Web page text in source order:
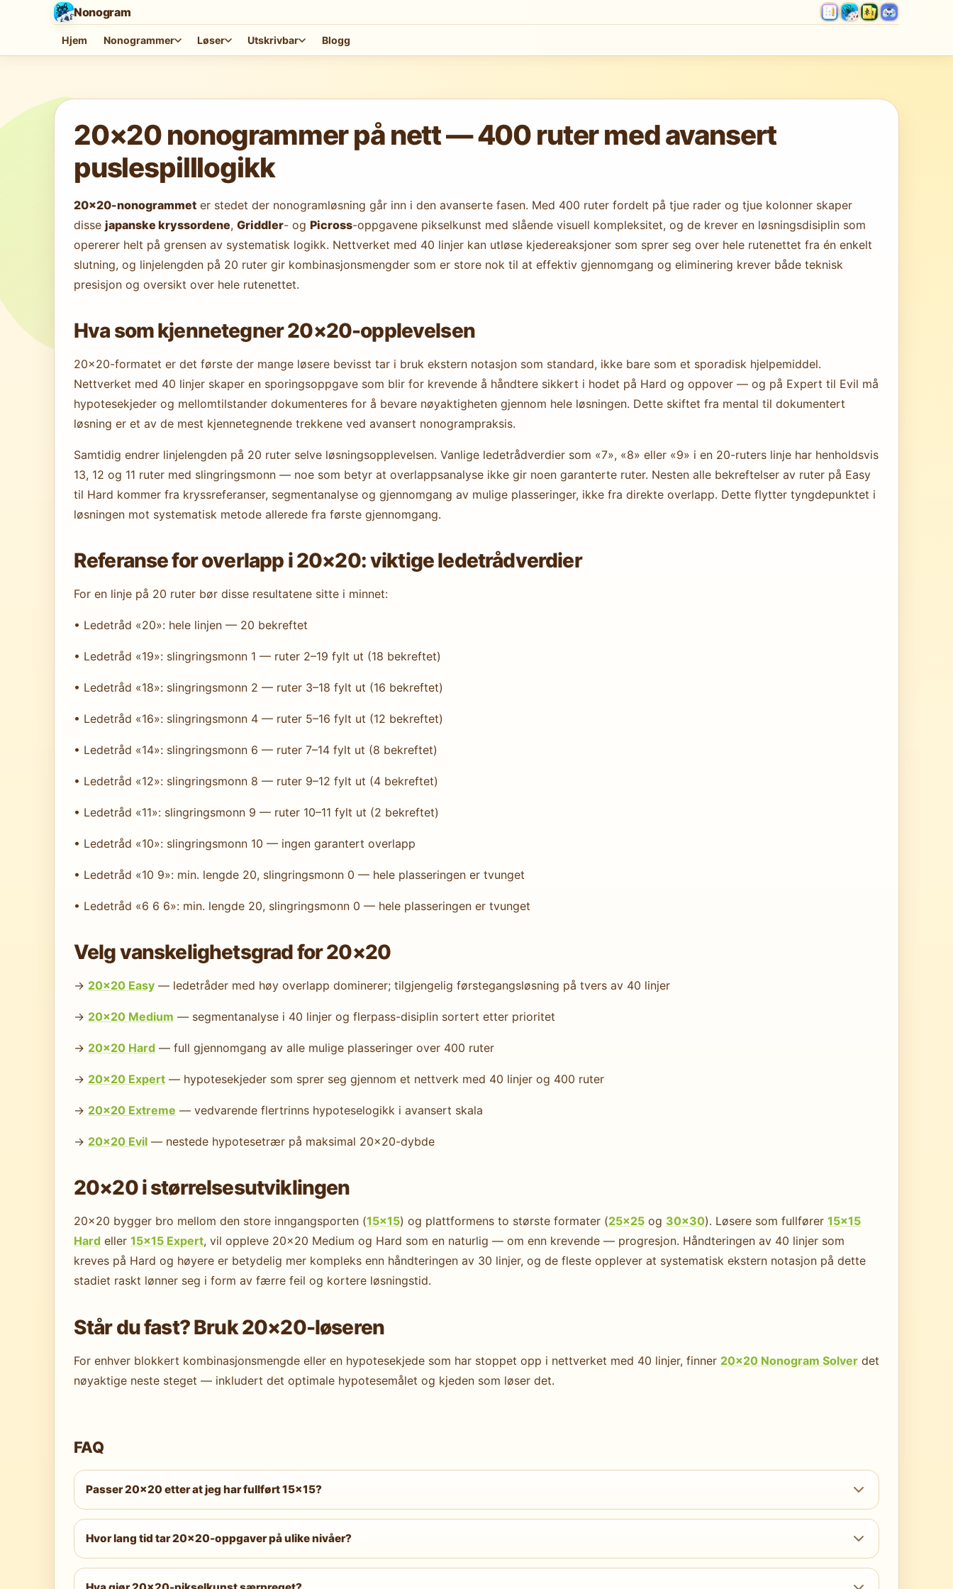
Nonogram
Hjem Nonogrammer Løser Utskrivbar Blogg
Laster spillet…
20×20 nonogrammer på nett — 400 ruter med avansert
puslespilllogikk
20×20-nonogrammeter stedet der nonogramløsning går inn i den avanserte fasen. Med 400 ruter fordelt på tjue rader og tjue kolonner skaper
disse japanske kryssordene, Griddler- og Picross-oppgavene pikselkunst med slående visuell kompleksitet, og de krever en løsningsdisiplin som
opererer helt på grensen av systematisk logikk. Nettverket med 40 linjer kan utløse kjedereaksjoner som sprer seg over hele rutenettet fra én enkelt
slutning, og linjelengden på 20 ruter gir kombinasjonsmengder som er store nok til at effektiv gjennomgang og eliminering krever både teknisk
presisjon og oversikt over hele rutenettet.
Hva som kjennetegner 20×20-opplevelsen
20×20-formatet er det første der mange løsere bevisst tar i bruk ekstern notasjon som standard, ikke bare som et sporadisk hjelpemiddel.
Nettverket med 40 linjer skaper en sporingsoppgave som blir for krevende å håndtere sikkert i hodet på Hard og oppover — og på Expert til Evil må
hypotesekjeder og mellomtilstander dokumenteres for å bevare nøyaktigheten gjennom hele løsningen. Dette skiftet fra mental til dokumentert
løsning er et av de mest kjennetegnende trekkene ved avansert nonogrampraksis.
Samtidig endrer linjelengden på 20 ruter selve løsningsopplevelsen. Vanlige ledetrådverdier som «7», «8» eller «9» i en 20-ruters linje har henholdsvis
13, 12 og 11 ruter med slingringsmonn — noe som betyr at overlappsanalyse ikke gir noen garanterte ruter. Nesten alle bekreftelser av ruter på Easy
til Hard kommer fra kryssreferanser, segmentanalyse og gjennomgang av mulige plasseringer, ikke fra direkte overlapp. Dette flytter tyngdepunktet i
løsningen mot systematisk metode allerede fra første gjennomgang.
Referanse for overlapp i 20×20: viktige ledetrådverdier
For en linje på 20 ruter bør disse resultatene sitte i minnet:
• Ledetråd «20»: hele linjen — 20 bekreftet
• Ledetråd «19»: slingringsmonn 1 — ruter 2–19 fylt ut (18 bekreftet)
• Ledetråd «18»: slingringsmonn 2 — ruter 3–18 fylt ut (16 bekreftet)
• Ledetråd «16»: slingringsmonn 4 — ruter 5–16 fylt ut (12 bekreftet)
• Ledetråd «14»: slingringsmonn 6 — ruter 7–14 fylt ut (8 bekreftet)
• Ledetråd «12»: slingringsmonn 8 — ruter 9–12 fylt ut (4 bekreftet)
• Ledetråd «11»: slingringsmonn 9 — ruter 10–11 fylt ut (2 bekreftet)
• Ledetråd «10»: slingringsmonn 10 — ingen garantert overlapp
• Ledetråd «10 9»: min. lengde 20, slingringsmonn 0 — hele plasseringen er tvunget
• Ledetråd «6 6 6»: min. lengde 20, slingringsmonn 0 — hele plasseringen er tvunget
Velg vanskelighetsgrad for 20×20
→ 20×20 Easy— ledetråder med høy overlapp dominerer; tilgjengelig førstegangs­løsning på tvers av 40 linjer
→ 20×20 Medium — segmentanalyse i 40 linjer og flerpass-disiplin sortert etter prioritet
→ 20×20 Hard— full gjennomgang av alle mulige plasseringer over 400 ruter
→ 20×20 Expert— hypotesekjeder som sprer seg gjennom et nettverk med 40 linjer og 400 ruter
→ 20×20 Extreme — vedvarende flertrinns hypoteselogikk i avansert skala
→ 20×20 Evil— nestede hypotesetrær på maksimal 20×20-dybde
20×20 i størrelsesutviklingen
20×20 bygger bro mellom den store inngangsporten (15×15) og plattformens to største formater (25×25og 30×30). Løsere som fullfører 15×15
Hardeller 15×15 Expert, vil oppleve 20×20 Medium og Hard som en naturlig — om enn krevende — progresjon. Håndteringen av 40 linjer som
kreves på Hard og høyere er betydelig mer kompleks enn håndteringen av 30 linjer, og de fleste opplever at systematisk ekstern notasjon på dette
stadiet raskt lønner seg i form av færre feil og kortere løsningstid.
Står du fast? Bruk 20×20-løseren
For enhver blokkert kombinasjonsmengde eller en hypotesekjede som har stoppet opp i nettverket med 40 linjer, finner 20×20 Nonogram Solverdet
nøyaktige neste steget — inkludert det optimale hypotesemålet og kjeden som løser det.
FAQ
Passer 20×20 etter at jeg har fullført 15×15?
Ja — på Easy og Medium. Løsere som har fullført15×15 Hard, er klare for 20×20 Hard; de som har fullført15×15 Expert, er klare for 20×20
Expert. Teknikken er den samme — håndteringen av 40 linjer er den viktigste ekstra utfordringen.
Hvor lang tid tar 20×20-oppgaver på ulike nivåer?
Easy: femten til trettifem minutter. Medium: tretti til sytti minutter. Hard: seksti til hundreogtjue minutter. Expert: nitti til hundreogåtti minutter.